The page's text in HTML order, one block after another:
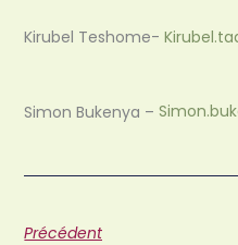
Kirubel Teshome-
Simon Bukenya –
Précédent